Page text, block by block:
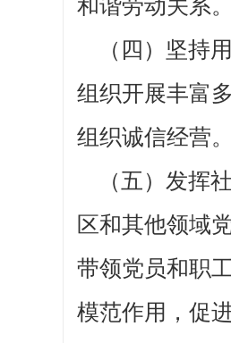
和谐劳动关系
（四）坚持
组织开展丰富
组织诚信经营
（五）发挥
区和其他领域
带领党员和职
模范作用，促